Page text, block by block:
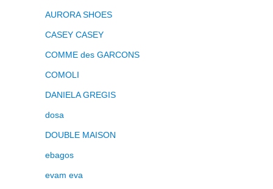
AURORA SHOES
CASEY CASEY
COMME des GARCONS
COMOLI
DANIELA GREGIS
dosa
DOUBLE MAISON
ebagos
evam eva